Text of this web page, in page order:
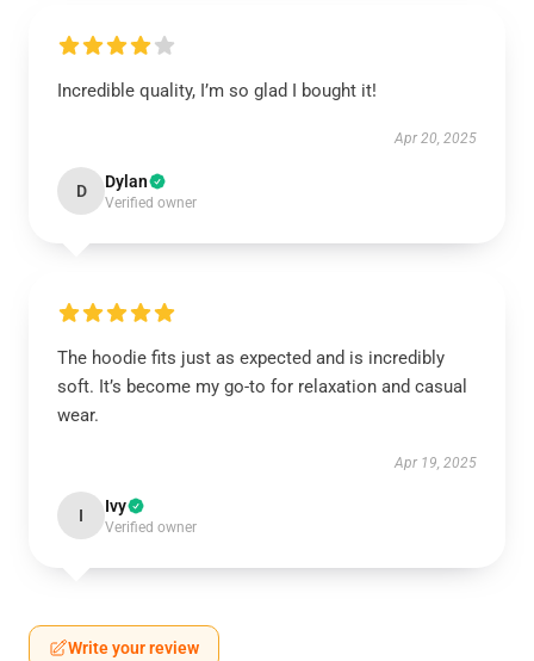
Incredible quality, I’m so glad I bought it!
Apr 20, 2025
D Dylan
Verified owner
The hoodie fits just as expected and is incredibly
soft. It’s become my go-to for relaxation and casual
wear.
Apr 19, 2025
I Ivy
Verified owner
Write your review